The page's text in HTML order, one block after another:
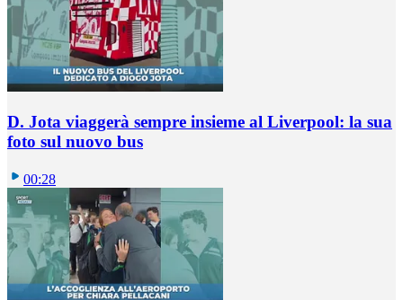
D. Jota viaggerà sempre insieme al Liverpool: la sua
foto sul nuovo bus
00:28